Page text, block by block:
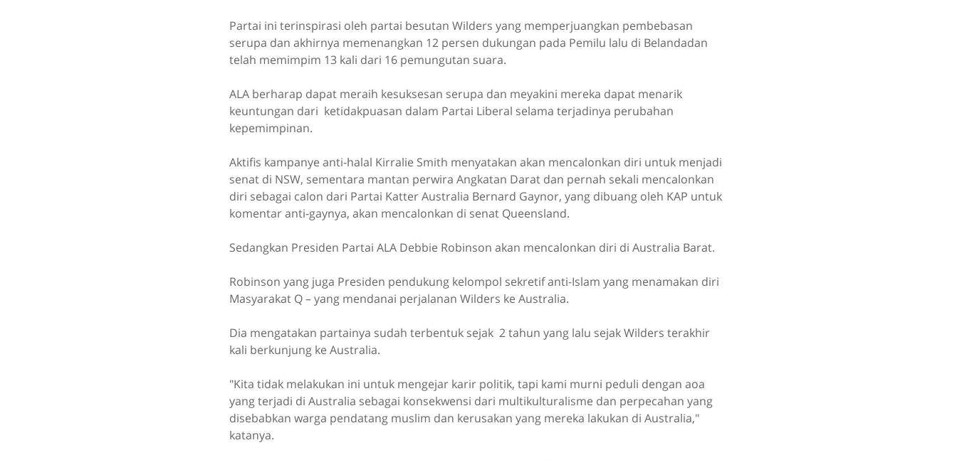
Partai ini terinspirasi oleh partai besutan Wilders yang memperjuangkan pembebasan
serupa dan akhirnya memenangkan 12 persen dukungan pada Pemilu lalu di Belandadan
telah memimpim 13 kali dari 16 pemungutan suara.
ALA berharap dapat meraih kesuksesan serupa dan meyakini mereka dapat menarik
keuntungan dari ketidakpuasan dalam Partai Liberal selama terjadinya perubahan
kepemimpinan.
Aktifis kampanye anti-halal Kirralie Smith menyatakan akan mencalonkan diri untuk menjadi
senat di NSW, sementara mantan perwira Angkatan Darat dan pernah sekali mencalonkan
diri sebagai calon dari Partai Katter Australia Bernard Gaynor, yang dibuang oleh KAP untuk
komentar anti-gaynya, akan mencalonkan di senat Queensland.
Sedangkan Presiden Partai ALA Debbie Robinson akan mencalonkan diri di Australia Barat.
Robinson yang juga Presiden pendukung kelompol sekretif anti-Islam yang menamakan diri
Masyarakat Q – yang mendanai perjalanan Wilders ke Australia.
Dia mengatakan partainya sudah terbentuk sejak 2 tahun yang lalu sejak Wilders terakhir
kali berkunjung ke Australia.
"Kita tidak melakukan ini untuk mengejar karir politik, tapi kami murni peduli dengan aoa
yang terjadi di Australia sebagai konsekwensi dari multikulturalisme dan perpecahan yang
disebabkan warga pendatang muslim dan kerusakan yang mereka lakukan di Australia,"
katanya.